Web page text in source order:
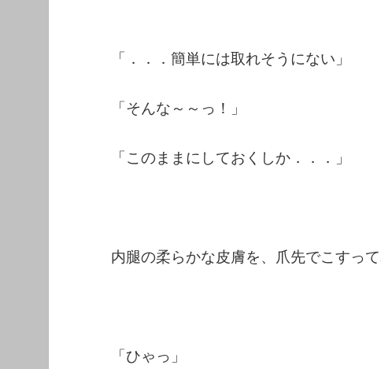
「．．．簡単には取れそうにない」
「そんな～～っ！」
「このままにしておくしか．．．」
内腿の柔らかな皮膚を、爪先でこすっ
「ひゃっ」